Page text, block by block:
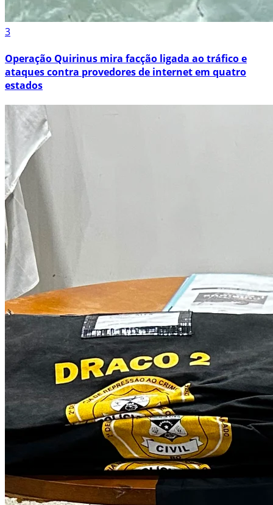
3
Operação Quirinus mira facção ligada ao tráfico e
ataques contra provedores de internet em quatro
estados